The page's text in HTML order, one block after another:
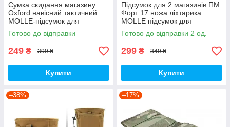
Сумка скидання магазину
Oxford навісний тактичний
MOLLE-підсумок для
скидання магазинів тактична
MAR PAT
Готово до відправки
249 ₴ 399 ₴
Купити
Підсумок для 2 магазинів ПМ
Форт 17 ножа ліхтарика
MOLLE підсумок для
магазина ПМ Пісок Койот
Coyote
Готово до відправки 2 од.
299 ₴ 349 ₴
Купити
–38% –17%